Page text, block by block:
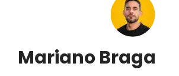
Mariano Braga